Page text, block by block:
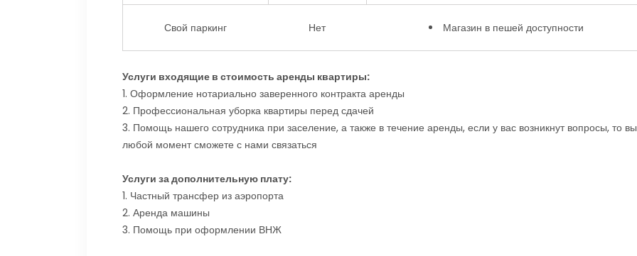
Свой паркинг Нет Магазин в пешей доступности
Услуги входящие в стоимость аренды квартиры:
1. Оформление нотариально заверенного контракта аренды
2. Профессиональная уборка квартиры перед сдачей
3. Помощь нашего сотрудника при заселение, а также в течение аренды, если у вас возникнут вопросы, то
любой момент сможете с нами связаться
Услуги за дополнительную плату:
1. Частный трансфер из аэропорта
2. Аренда машины
3. Помощь при оформлении ВНЖ